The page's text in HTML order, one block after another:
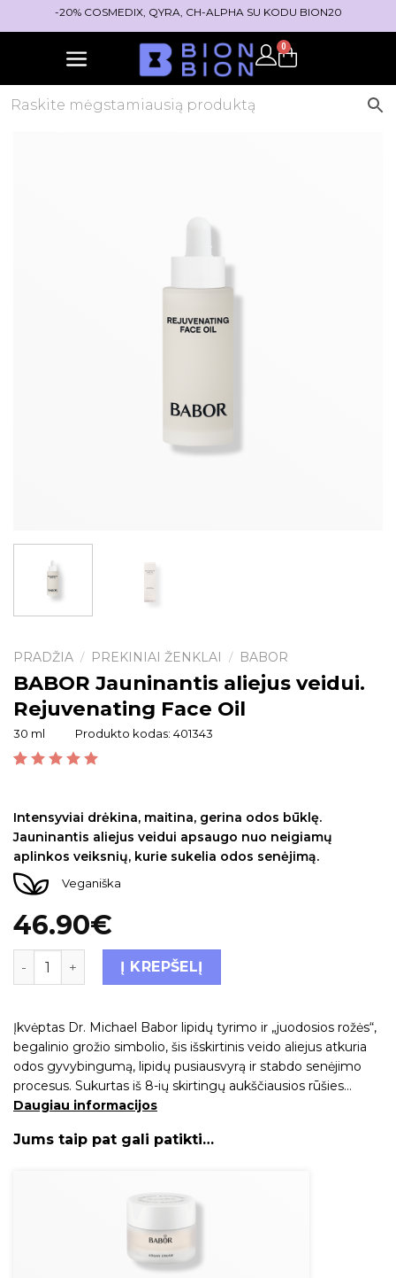
-20% COSMEDIX, QYRA, CH-ALPHA SU KODU BION20
0
PRADŽIA / PREKINIAI ŽENKLAI / BABOR
BABOR Jauninantis aliejus veidui.
Rejuvenating Face Oil
30 ml Produkto kodas: 401343
Intensyviai drėkina, maitina, gerina odos būklę.
Jauninantis aliejus veidui apsaugo nuo neigiamų
aplinkos veiksnių, kurie sukelia odos senėjimą.
Veganiška
46.90€
Į KREPŠELĮ
Įkvėptas Dr. Michael Babor lipidų tyrimo ir „juodosios rožės“,
begalinio grožio simbolio, šis išskirtinis veido aliejus atkuria
odos gyvybingumą, lipidų pusiausvyrą ir stabdo senėjimo
procesus. Sukurtas iš 8-ių skirtingų aukščiausios rūšies…
Daugiau informacijos
Jums taip pat gali patikti…